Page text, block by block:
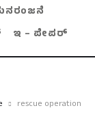
ಇ – ಪೇಪರ್
rescue operation